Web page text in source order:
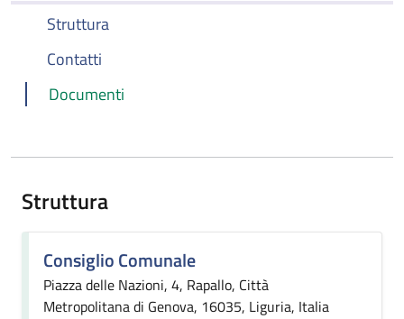
Struttura
Contatti
Documenti
Struttura
Consiglio Comunale
Piazza delle Nazioni, 4, Rapallo, Città
Metropolitana di Genova, 16035, Liguria, Italia